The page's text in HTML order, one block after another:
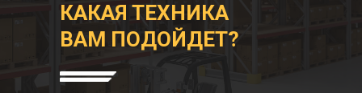
КАКАЯ ТЕХНИКА
ВАМ ПОДОЙДЕТ?